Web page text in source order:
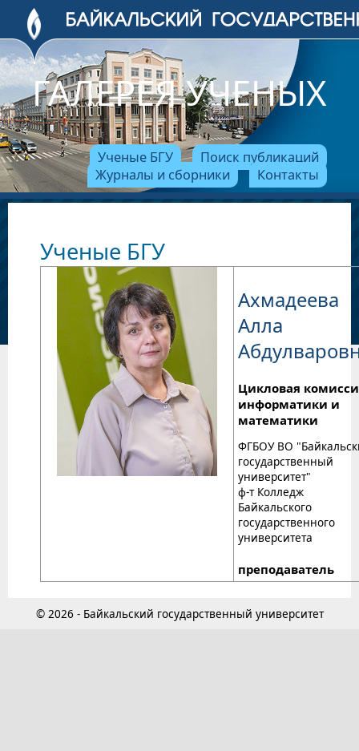
ГАЛЕРЕЯ УЧЕНЫХ
Ученые БГУ
Поиск публикаций
Журналы и сборники
Контакты
Ученые БГУ
Ахмадеева
Алла
Цикловая
информатики и
математики
ФГБОУ ВО
государственный
университет"
ф-т Колледж
Байкальского
государственного
университета
преподаватель
© 2026 - Байкальский государственный университет